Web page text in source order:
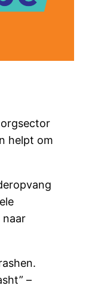
helpt om
–